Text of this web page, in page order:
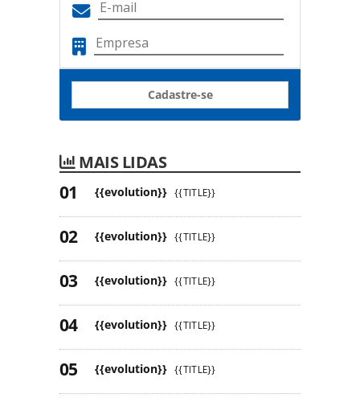
Cadastre-se
MAIS LIDAS
{{evolution}} {{TITLE}}
{{evolution}} {{TITLE}}
{{evolution}} {{TITLE}}
{{evolution}} {{TITLE}}
{{evolution}} {{TITLE}}